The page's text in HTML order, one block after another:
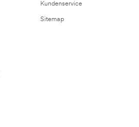
Kundenservice
Sitemap